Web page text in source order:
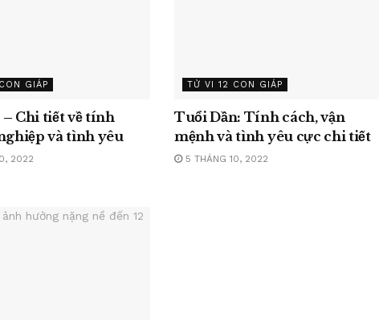
GIÁP
Chi tiết về tính
và tình yêu
2022
TỬ VI 12 CON GIÁP
Tuổi Dần: Tính cách, vận
mệnh và tình yêu cực chi tiết
5 THÁNG 10, 2022